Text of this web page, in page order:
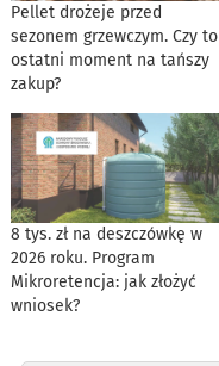
Pellet drożeje przed
sezonem grzewczym. Czy to
ostatni moment na tańszy
zakup?
8 tys. zł na deszczówkę w
2026 roku. Program
Mikroretencja: jak złożyć
wniosek?